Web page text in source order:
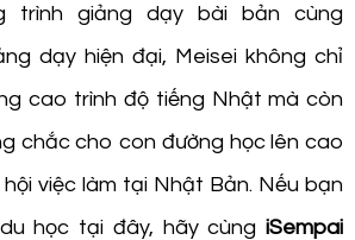
trình giảng dạy bài bản cùng
dạy hiện đại, Meisei không chỉ
cao trình độ tiếng Nhật mà còn
chắc cho con đường học lên cao
việc làm tại Nhật Bản. Nếu bạn
học tại đây, hãy cùng iSempai